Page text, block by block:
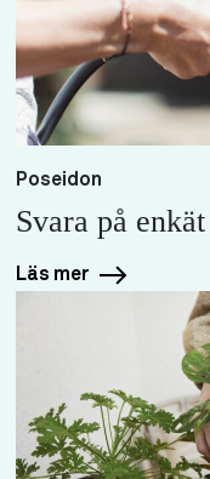
Poseidon
Svara på
Läs mer